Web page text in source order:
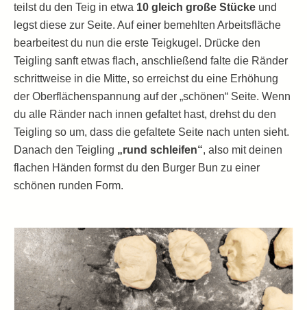
teilst du den Teig in etwa 10 gleich große Stücke und
legst diese zur Seite. Auf einer bemehlten Arbeitsfläche
bearbeitest du nun die erste Teigkugel. Drücke den
Teigling sanft etwas flach, anschließend falte die Ränder
schrittweise in die Mitte, so erreichst du eine Erhöhung
der Oberflächenspannung auf der „schönen“ Seite. Wenn
du alle Ränder nach innen gefaltet hast, drehst du den
Teigling so um, dass die gefaltete Seite nach unten sieht.
Danach den Teigling „rund schleifen“, also mit deinen
flachen Händen formst du den Burger Bun zu einer
schönen runden Form.